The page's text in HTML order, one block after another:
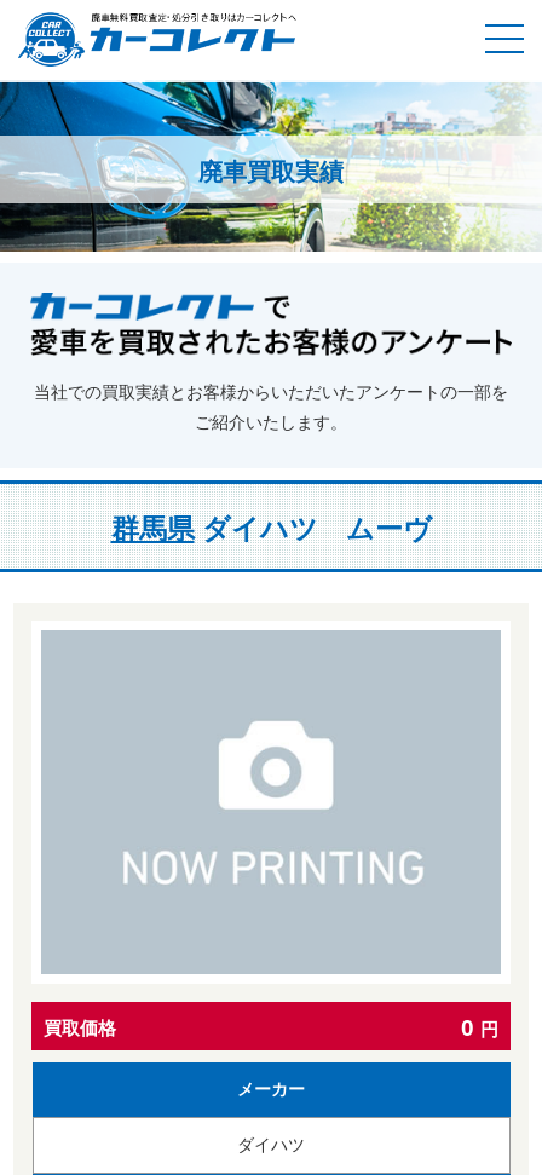
廃車買取実績
ホーム 廃車買取実績 群馬県 ダイハツ ムーヴ
当社での買取実績とお客様からいただいたアンケートの一部を
ご紹介いたします。
群馬県ダイハツ ムーヴ
買取価格 0 円
メーカー
ダイハツ